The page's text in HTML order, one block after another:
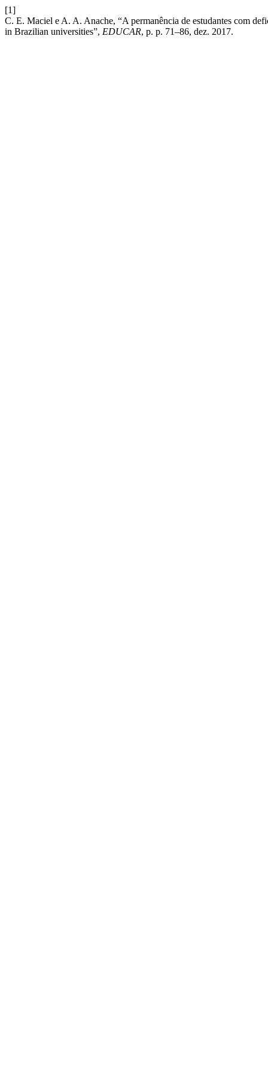
[1]
C. E. Maciel e A. A. Anache, “A permanência de estudantes com
in Brazilian universities”, EDUCAR, p. p. 71–86, dez. 2017.